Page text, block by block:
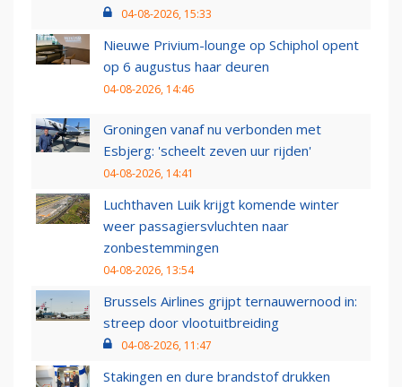
04-08-2026, 15:33
Nieuwe Privium-lounge op Schiphol opent
op 6 augustus haar deuren
04-08-2026, 14:46
Groningen vanaf nu verbonden met
Esbjerg: 'scheelt zeven uur rijden'
04-08-2026, 14:41
Luchthaven Luik krijgt komende winter
weer passagiersvluchten naar
zonbestemmingen
04-08-2026, 13:54
Brussels Airlines grijpt ternauwernood in:
streep door vlootuitbreiding
04-08-2026, 11:47
Stakingen en dure brandstof drukken